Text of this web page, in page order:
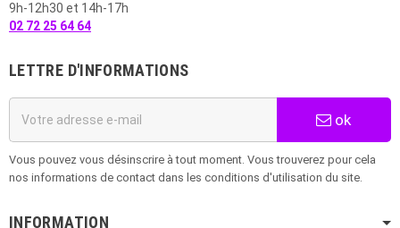
9h-12h30 et 14h-17h
02 72 25 64 64
LETTRE D'INFORMATIONS
ok
Vous pouvez vous désinscrire à tout moment. Vous trouverez pour cela
nos informations de contact dans les conditions d'utilisation du site.
INFORMATION